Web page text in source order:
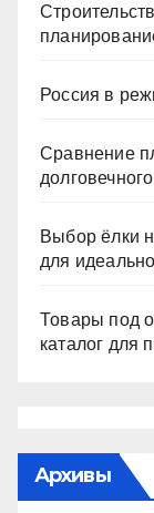
Россия в
Сравнение
Выбор ёлки
для
Товары под
каталог для
Архивы